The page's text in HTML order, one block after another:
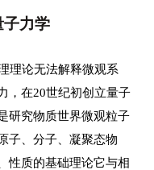
力学
理论无法解释微观系
，在20世纪初创立量子
研究物质世界微观粒子
子、分子、凝聚态物
性质的基础理论它与相